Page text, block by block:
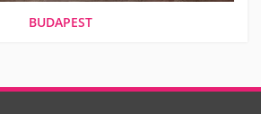
BUDAPEST